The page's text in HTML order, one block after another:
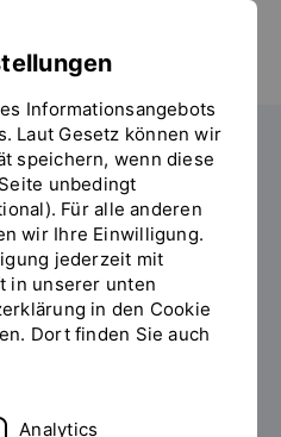
and Resources - RCER
Informationsangebots
Laut Gesetz können wir
speichern, wenn diese
unbedingt
Für alle anderen
wir Ihre Einwilligung.
jederzeit mit
in unserer unten
in den Cookie
Dort finden Sie auch
Analytics